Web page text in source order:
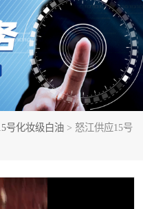
号化妆级白油 > 怒江供应15号
D20+D30溶剂油
D80+D100溶剂油
260号溶剂油
天然乳胶
46+68号化妆级白油